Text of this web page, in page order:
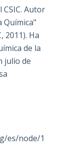
Autor
Química"
2011). Ha
de la
julio de
es/node/1